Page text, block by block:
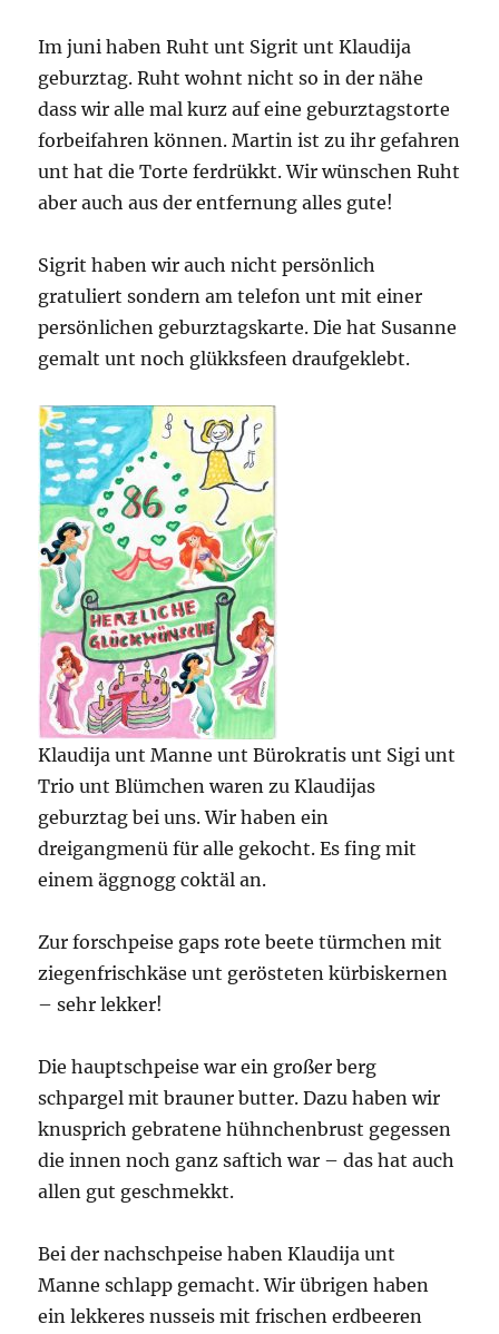
Im juni haben Ruht unt Sigrit unt Klaudija
geburztag. Ruht wohnt nicht so in der nähe
dass wir alle mal kurz auf eine geburztagstorte
forbeifahren können. Martin ist zu ihr gefahren
unt hat die Torte ferdrükkt. Wir wünschen Ruht
aber auch aus der entfernung alles gute!
Sigrit haben wir auch nicht persönlich
gratuliert sondern am telefon unt mit einer
persönlichen geburztagskarte. Die hat Susanne
gemalt unt noch glükksfeen draufgeklebt.
Klaudija unt Manne unt Bürokratis unt Sigi unt
Trio unt Blümchen waren zu Klaudijas
geburztag bei uns. Wir haben ein
dreigangmenü für alle gekocht. Es fing mit
einem äggnogg coktäl an.
Zur forschpeise gaps rote beete türmchen mit
ziegenfrischkäse unt gerösteten kürbiskernen
– sehr lekker!
Die hauptschpeise war ein großer berg
schpargel mit brauner butter. Dazu haben wir
knusprich gebratene hühnchenbrust gegessen
die innen noch ganz saftich war – das hat auch
allen gut geschmekkt.
Bei der nachschpeise haben Klaudija unt
Manne schlapp gemacht. Wir übrigen haben
ein lekkeres nusseis mit frischen erdbeeren